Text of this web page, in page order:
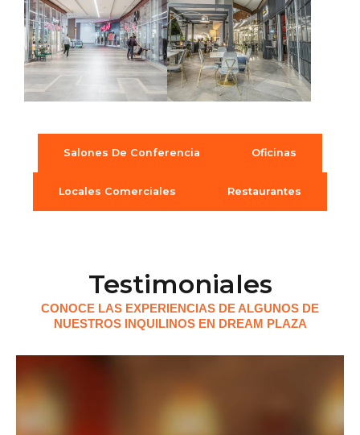
Salones De Conferencia Oficinas
Locales Comerciales Restaurantes
Testimoniales
CONOCE LAS EXPERIENCIAS DE ALGUNOS DE
NUESTROS INQUILINOS EN DREAM PLAZA